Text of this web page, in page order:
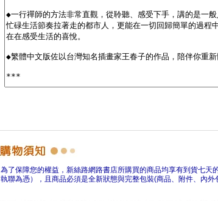
為了保障您的權益，新絲路網路書店所購買的商品均享有到貨七
執聯為憑），且商品必須是全新狀態與完整包裝(商品、附件、內外